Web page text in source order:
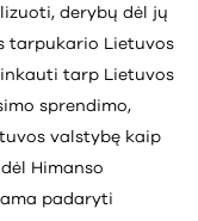
derybų dėl jų
tarpukario Lietuvos
tarp Lietuvos
sprendimo,
valstybę kaip
Himanso
padaryti